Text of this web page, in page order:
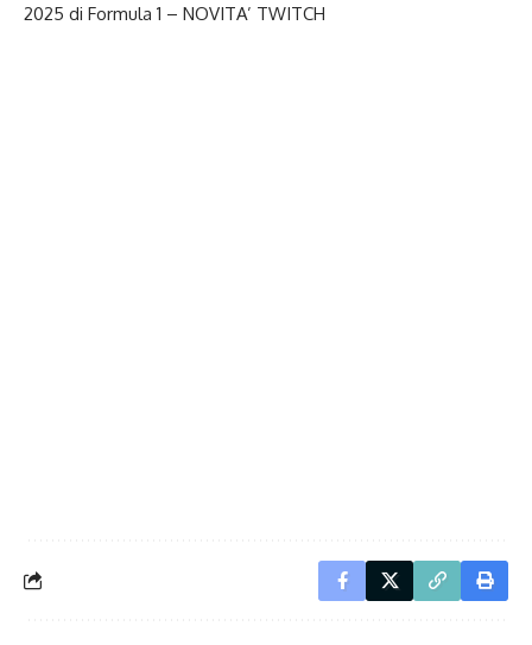
2025 di Formula 1 – NOVITA’ TWITCH